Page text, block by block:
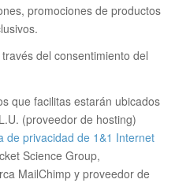
promociones de productos
del consentimiento del
que facilitas estarán ubicados
(proveedor de hosting)
de privacidad de 1&1 Internet
Science Group,
MailChimp y proveedor de